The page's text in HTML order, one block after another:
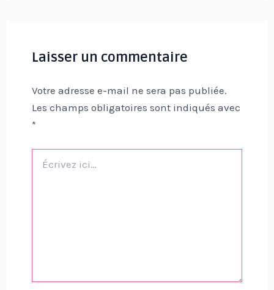
Laisser un commentaire
Votre adresse e-mail ne sera pas publiée.
Les champs obligatoires sont indiqués avec
*
ici…